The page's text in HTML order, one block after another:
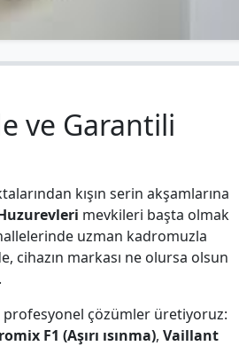
ve Garantili
kışın serin akşamlarına
mevkileri başta olmak
uzman kadromuzla
cihazın markası ne olursa olsun
profesyonel çözümler üretiyoruz:
F1 (Aşırı ısınma), Vaillant